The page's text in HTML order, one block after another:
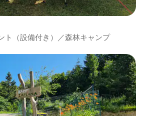
ト（設備付き）／森林キャンプ